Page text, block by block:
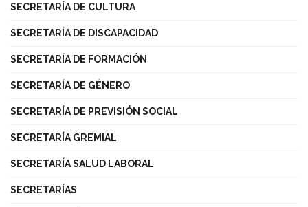
SECRETARÍA DE CULTURA
SECRETARÍA DE DISCAPACIDAD
SECRETARÍA DE FORMACIÓN
SECRETARÍA DE GÉNERO
SECRETARÍA DE PREVISIÓN SOCIAL
SECRETARÍA GREMIAL
SECRETARÍA SALUD LABORAL
SECRETARÍAS